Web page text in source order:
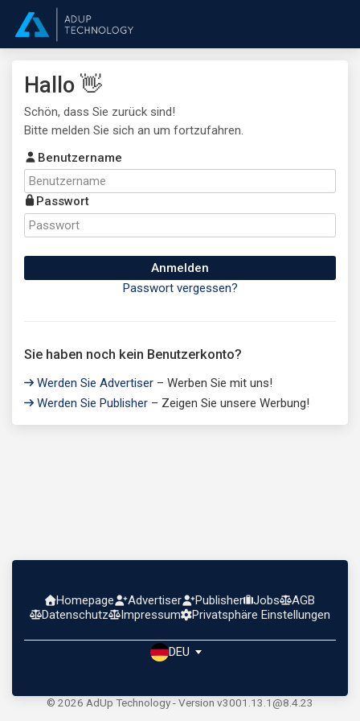
Hallo 👋
Schön, dass Sie zurück sind!
Bitte melden Sie sich an um fortzufahren.
Benutzername
Passwort
Anmelden
Passwort vergessen?
Sie haben noch kein Benutzerkonto?
Werden Sie Advertiser – Werben Sie mit uns!
Werden Sie Publisher – Zeigen Sie unsere Werbung!
Homepage Advertiser Publisher Jobs
AGB
Datenschutz
Impressum Privatsphäre Einstellungen
DEU
© 2026 AdUp Technology - Version v3001.13.1@8.4.23